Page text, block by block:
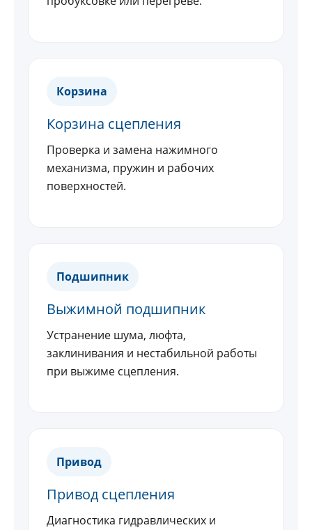
Корзина
Корзина сцепления
Проверка и замена нажимного
механизма, пружин и рабочих
поверхностей.
Подшипник
Выжимной подшипник
Устранение шума, люфта,
заклинивания и нестабильной работы
при выжиме сцепления.
Привод
Привод сцепления
Диагностика гидравлических и